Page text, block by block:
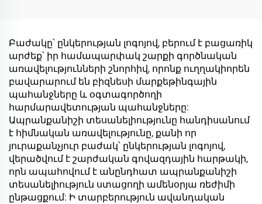
Լցամասային
պողպատե
ճամփորդական մագ
կափարիչով տաք և
սառը համար
ճամփորդական
սուրճի բաժակ
ծածկոցով, 20 ունց,
պողպատե
ճամաքափներ
Բաժակը՝ ընկերության լոգոյով, բերում է բացառիկ
արժեք՝ իր համապարփակ շարքի գործնական
առավելությունների շնորհիվ, որոնք ուղղակիորեն
բավարարում են բիզնեսի մարքեթինգային
պահանջները և օգտագործողի
հարմարավետության պահանջները:
Ապրանքանիշի տեսանելիությունը հանդիսանում
է հիմնական առավելությունը, քանի որ
յուրաքանչյուր բաժակ՝ ընկերության լոգոյով,
վերածվում է շարժական գովազդային հարթակի,
որն ապահովում է անընդհատ ապրանքանիշի
տեսանելիություն ստացողի ամենօրյա ռեժիմի
ընթացքում: Ի տարբերություն ավանդական